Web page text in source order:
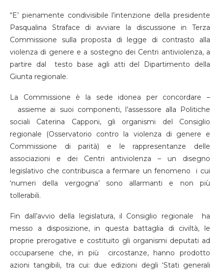
“E’ pienamente condivisibile l’intenzione della presidente
Pasqualina Straface di avviare la discussione in Terza
Commissione sulla proposta di legge di contrasto alla
violenza di genere e a sostegno dei Centri antiviolenza, a
partire dal testo base agli atti del Dipartimento della
Giunta regionale.
La Commissione è la sede idonea per concordare –
assieme ai suoi componenti, l’assessore alla Politiche
sociali Caterina Capponi, gli organismi del Consiglio
regionale (Osservatorio contro la violenza di genere e
Commissione di parità) e le rappresentanze delle
associazioni e dei Centri antiviolenza – un disegno
legislativo che contribuisca a fermare un fenomeno i cui
‘numeri della vergogna’ sono allarmanti e non più
tollerabili.
Fin dall’avvio della legislatura, il Consiglio regionale ha
messo a disposizione, in questa battaglia di civiltà, le
proprie prerogative e costituito gli organismi deputati ad
occuparsene che, in più circostanze, hanno prodotto
azioni tangibili, tra cui: due edizioni degli ‘Stati generali